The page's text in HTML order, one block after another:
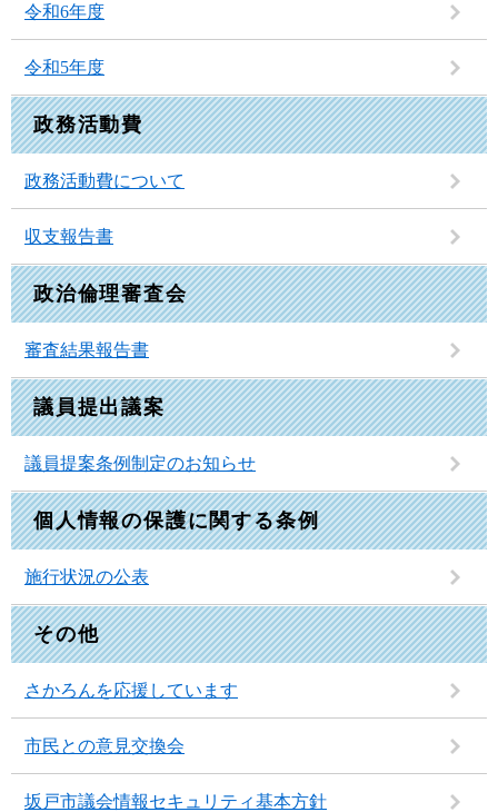
令和6年度
令和5年度
政務活動費
政務活動費について
収支報告書
政治倫理審査会
審査結果報告書
議員提出議案
議員提案条例制定のお知らせ
個人情報の保護に関する条例
施行状況の公表
その他
さかろんを応援しています
市民との意見交換会
坂戸市議会情報セキュリティ基本方針